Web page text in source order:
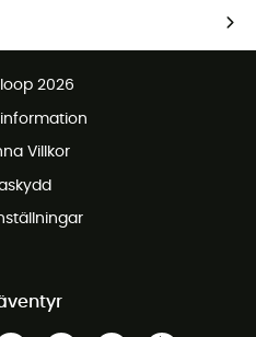
2026
Villkor